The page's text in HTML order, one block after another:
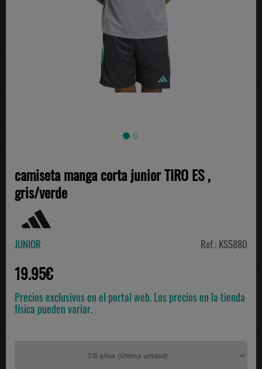
camiseta manga corta junior TIRO ES ,
gris/verde
JUNIOR Ref.: KS5880
19.95€
Precios exclusivos en el portal web. Los precios en la tienda
física pueden variar.